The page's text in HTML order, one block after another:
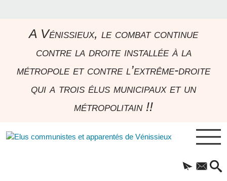
A Vénissieux, le combat continue
contre la droite installée à la
métropole et contre l’extrême-droite
qui a trois élus municipaux et un
métropolitain !!